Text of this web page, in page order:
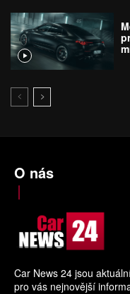
O nás
Car News 24 jsou
pro vás nejnovější